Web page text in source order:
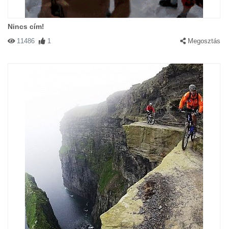
Nincs cím!
11486 1 Megosztás